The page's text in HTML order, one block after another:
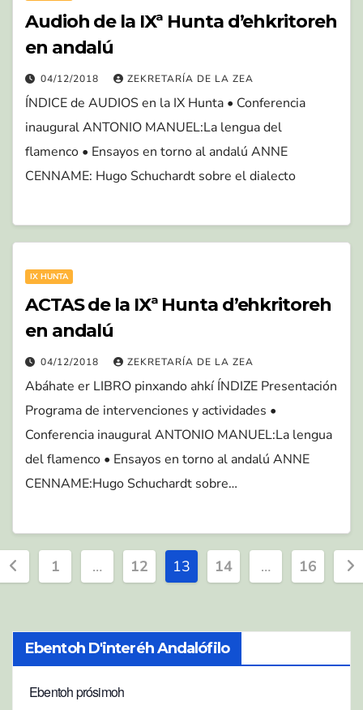
Audioh de la IXª Hunta d’ehkritoreh
en andalú
04/12/2018 ZEKRETARÍA DE LA ZEA
ÍNDICE de AUDIOS en la IX Hunta • Conferencia
inaugural ANTONIO MANUEL:La lengua del
flamenco • Ensayos en torno al andalú ANNE
CENNAME: Hugo Schuchardt sobre el dialecto
IX HUNTA
ACTAS de la IXª Hunta d’ehkritoreh
en andalú
04/12/2018 ZEKRETARÍA DE LA ZEA
Abáhate er LIBRO pinxando ahkí ÍNDIZE Presentación
Programa de intervenciones y actividades •
Conferencia inaugural ANTONIO MANUEL:La lengua
del flamenco • Ensayos en torno al andalú ANNE
CENNAME:Hugo Schuchardt sobre…
1 … 12 13 14 … 16
Ebentoh D'interéh Andalófilo
Ebentoh prósimoh